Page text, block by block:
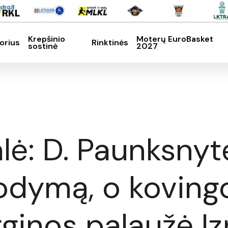
Krepšinio
sostinė Rinktinės Moterų EuroBasket
2027
D.
o